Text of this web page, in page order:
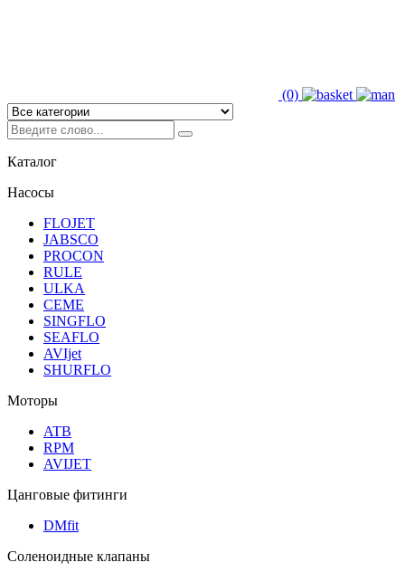
(0)
Каталог
Насосы
FLOJET
JABSCO
PROCON
RULE
ULKA
CEME
SINGFLO
SEAFLO
AVIjet
SHURFLO
Моторы
ATB
RPM
AVIJET
Цанговые фитинги
DMfit
Соленоидные клапаны